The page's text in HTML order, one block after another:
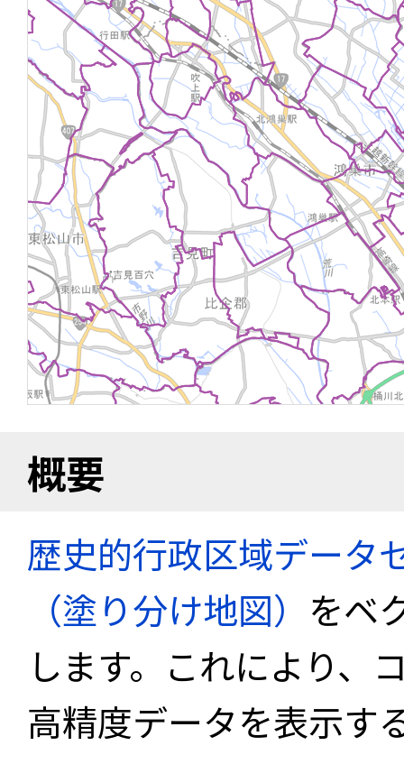
概要
歴史的行政区域データ
（塗り分け地図） をベ
します。これにより、
高精度データを表示す